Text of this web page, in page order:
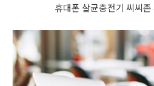
휴대폰 살균충전기 씨씨